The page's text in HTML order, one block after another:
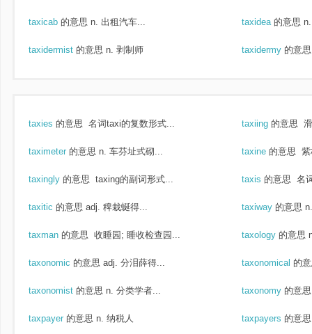
taxicab 的意思 n. 出租汽车... taxidea 的意思
taxidermist 的意思 n. 剥制师 taxidermy 的意思
taxies 的意思 名词taxi的复数形式... taxiing 的意思
taximeter 的意思 n. 车芬址式砌... taxine 的意思
taxingly 的意思 taxing的副词形式... taxis 的意思 名
taxitic 的意思 adj. 稗栽蜒得... taxiway 的意思
taxman 的意思 收睡园; 睡收检查园... taxology 的意思
taxonomic 的意思 adj. 分泪薛得... taxonomical 的
taxonomist 的意思 n. 分类学者... taxonomy 的意思
taxpayer 的意思 n. 纳税人 taxpayers 的意思